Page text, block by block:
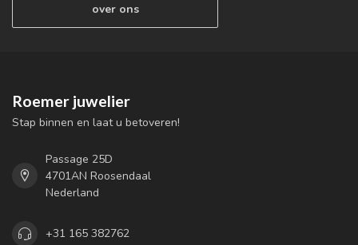
over ons
Roemer juwelier
Stap binnen en laat u betoveren!
Passage 25D
4701AN Roosendaal
Nederland
+31 165 382762